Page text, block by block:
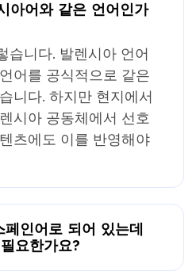
아어와 같은 언어인가
습니다. 발렌시아 언어
어를 공식적으로 같은
니다. 하지만 현지에서
시아 공동체에서 선호
츠에도 이를 반영해야
인어로 되어 있는데
요한가요?